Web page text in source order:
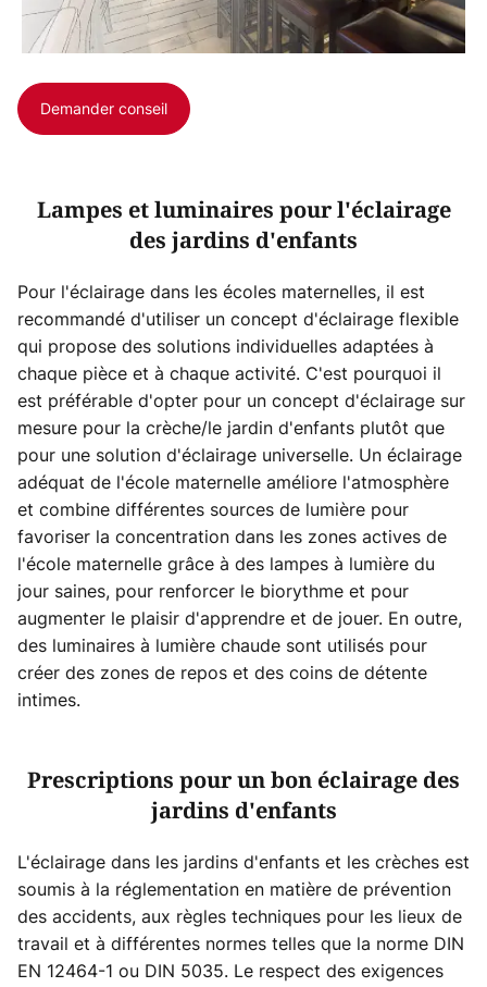
Demander conseil
Lampes et luminaires pour l'éclairage
des jardins d'enfants
Pour l'éclairage dans les écoles maternelles, il est
recommandé d'utiliser un concept d'éclairage flexible
qui propose des solutions individuelles adaptées à
chaque pièce et à chaque activité. C'est pourquoi il
est préférable d'opter pour un concept d'éclairage sur
mesure pour la crèche/le jardin d'enfants plutôt que
pour une solution d'éclairage universelle. Un éclairage
adéquat de l'école maternelle améliore l'atmosphère
et combine différentes sources de lumière pour
favoriser la concentration dans les zones actives de
l'école maternelle grâce à des lampes à lumière du
jour saines, pour renforcer le biorythme et pour
augmenter le plaisir d'apprendre et de jouer. En outre,
des luminaires à lumière chaude sont utilisés pour
créer des zones de repos et des coins de détente
intimes.
Prescriptions pour un bon éclairage des
jardins d'enfants
L'éclairage dans les jardins d'enfants et les crèches est
soumis à la réglementation en matière de prévention
des accidents, aux règles techniques pour les lieux de
travail et à différentes normes telles que la norme DIN
EN 12464-1 ou DIN 5035. Le respect des exigences